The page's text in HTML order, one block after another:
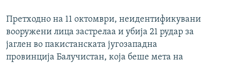
Претходно на 11 октомври, неидентификувани
вооружени лица застрелаа и убија 21 рудар за
јаглен во пакистанската југозападна
провинција Балучистан, која беше мета на